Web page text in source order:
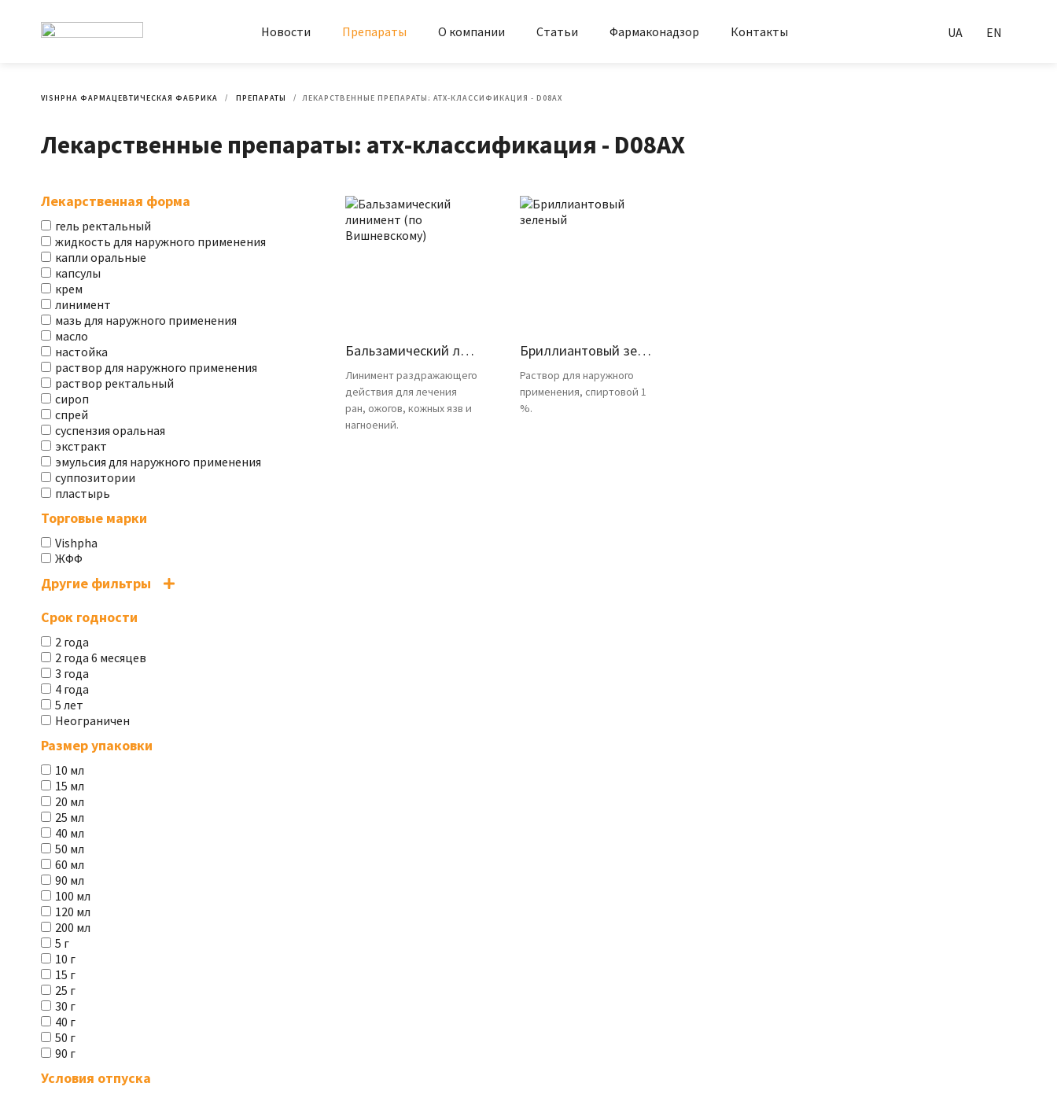
Новости Препараты О компании Статьи Фармаконадзор Контакты UA EN
VISHPHA ФАРМАЦЕВТИЧЕСКАЯ ФАБРИКА ПРЕПАРАТЫ ЛЕКАРСТВЕННЫЕ ПРЕПАРАТЫ: АТХ-КЛАССИФИКАЦИЯ - D08AX
Лекарственные препараты: атх-классификация - D08AX
Лекарственная форма
гель ректальный
жидкость для наружного применения
капли оральные
капсулы
крем
линимент
мазь для наружного применения
масло
настойка
раствор для наружного применения
раствор ректальный
сироп
спрей
суспензия оральная
экстракт
эмульсия для наружного применения
суппозитории
пластырь
Торговые марки
Vishpha
ЖФФ
Другие фильтры
Срок годности
2 года
2 года 6 месяцев
3 года
4 года
5 лет
Неограничен
Размер упаковки
10 мл
15 мл
20 мл
25 мл
40 мл
50 мл
60 мл
90 мл
100 мл
120 мл
200 мл
5 г
10 г
15 г
25 г
30 г
40 г
50 г
90 г
Условия отпуска
Бальзамический линимент (по Вишневскому)
Линимент раздражающего
действия для лечения
ран, ожогов, кожных язв и
нагноений.
Бриллиантовый зеленый
Раствор для наружного
применения, спиртовой 1
%.